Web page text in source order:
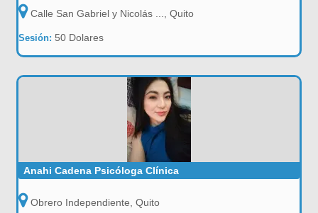
Calle San Gabriel y Nicolás ..., Quito
Sesión: 50 Dolares
Anahi Cadena Psicóloga Clínica
Obrero Independiente, Quito